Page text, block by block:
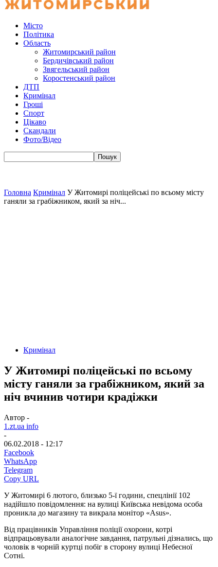
Місто
Політика
Область
Житомирський район
Бердичівський район
Звягельський район
Коростенський район
ДТП
Кримінал
Гроші
Спорт
Цікаво
Скандали
Фото/Відео
Головна Кримінал У Житомирі поліцейські по всьому місту
ганяли за грабіжником, який за ніч...
Кримінал
У Житомирі поліцейські по всьому
місту ганяли за грабіжником, який за
ніч вчинив чотири крадіжки
Автор -
1.zt.ua info
-
06.02.2018 - 12:17
Facebook
WhatsApp
Telegram
Copy URL
У Житомирі 6 лютого, близько 5-ї години, спецлінії 102
надійшло повідомлення: на вулиці Київська невідома особа
проникла до магазину та викрала монітор «Asus».
Від працівників Управління поліції охорони, котрі
відпрацьовували аналогічне завдання, патрульні дізнались, що
чоловік в чорній куртці побіг в сторону вулиці Небесної
Сотні.